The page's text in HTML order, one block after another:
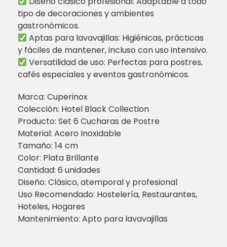
tipo de decoraciones y ambientes
gastronómicos.
Aptas para lavavajillas: Higiénicas, prácticas
y fáciles de mantener, incluso con uso intensivo.
Versatilidad de uso: Perfectas para postres,
cafés especiales y eventos gastronómicos.
Marca: Cuperinox
Colección: Hotel Black Collection
Producto: Set 6 Cucharas de Postre
Material: Acero Inoxidable
Tamaño: 14 cm
Color: Plata Brillante
Cantidad: 6 unidades
Diseño: Clásico, atemporal y profesional
Uso Recomendado: Hostelería, Restaurantes,
Hoteles, Hogares
Mantenimiento: Apto para lavavajillas